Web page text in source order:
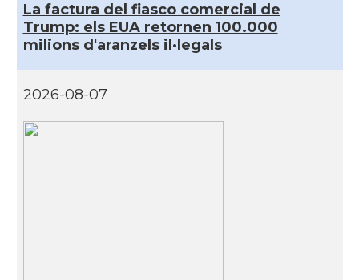
La factura del fiasco comercial de
Trump: els EUA retornen 100.000
milions d'aranzels il·legals
2026-08-07